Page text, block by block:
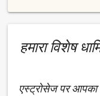
हमारा विशेष
एस्ट्रोसेज पर आपका